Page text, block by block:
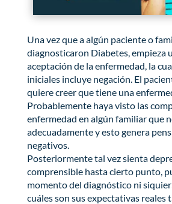
Una vez que a algún paciente o
diagnosticaron Diabetes, empieza
aceptación de la enfermedad, la
iniciales incluye negación. El
quiere creer que tiene una
Probablemente haya visto las
enfermedad en algún familiar que
adecuadamente y esto genera
negativos.
Posteriormente tal vez sienta
comprensible hasta cierto punto,
momento del diagnóstico ni
cuáles son sus expectativas reales